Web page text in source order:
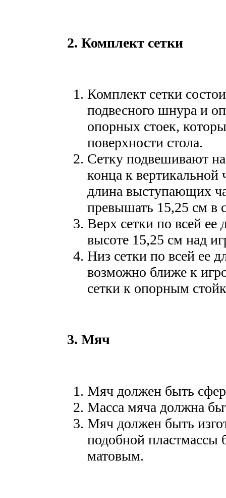
2. Комплект сетки
Комплект сетки
подвесного шнура и
опорных стоек,
поверхности стола.
Сетку подвешивают
конца к вертикальной
длина выступающих
превышать 15,25 см в
Верх сетки по всей ее
высоте 15,25 см над
Низ сетки по всей ее
возможно ближе к
сетки к опорным
3. Мяч
Мяч должен быть
Масса мяча должна
Мяч должен быть
подобной пластмассы
матовым.